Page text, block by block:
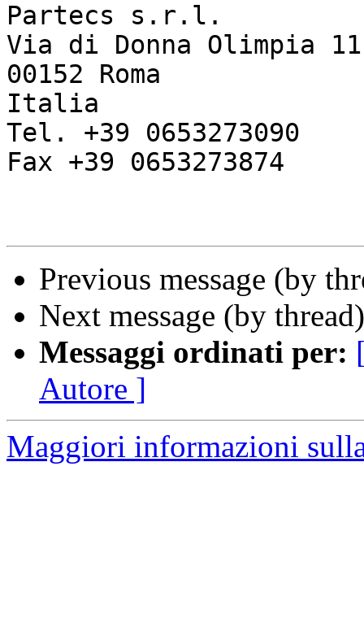
Partecs s.r.l.
Via di Donna Olimpia 11
00152 Roma
Italia
Tel. +39 0653273090
Fax +39 0653273874
Previous message (by
Next message (by
Messaggi ordinati per:
Autore ]
Maggiori informazioni